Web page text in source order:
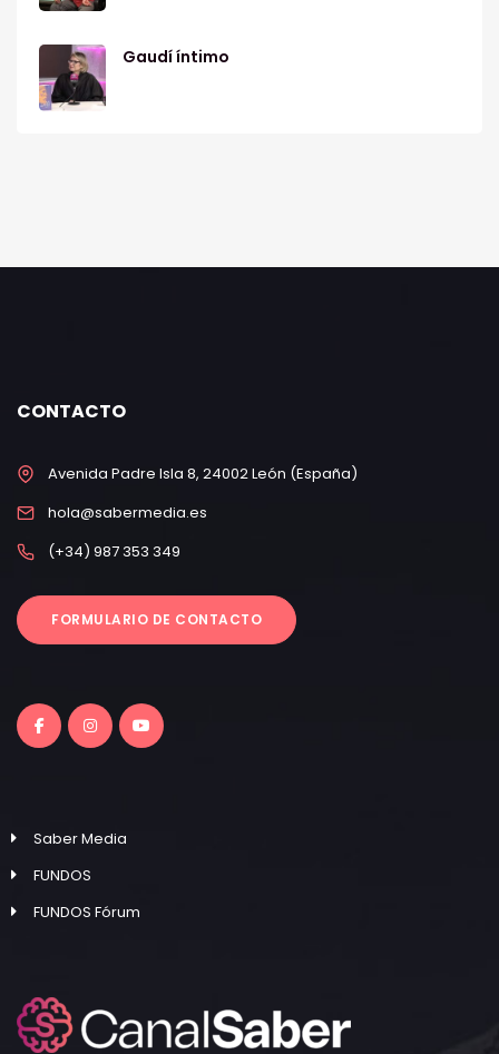
Gaudí íntimo
CONTACTO
Avenida Padre Isla 8, 24002 León (España)
hola@sabermedia.es
(+34) 987 353 349
FORMULARIO DE CONTACTO
Saber Media
FUNDOS
FUNDOS Fórum